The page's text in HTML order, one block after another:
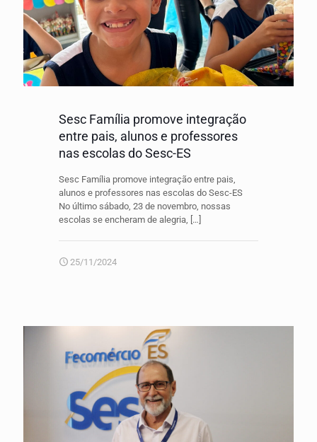
Sesc Família promove integração
entre pais, alunos e professores
nas escolas do Sesc-ES
Sesc Família promove integração entre pais,
alunos e professores nas escolas do Sesc-ES
No último sábado, 23 de novembro, nossas
escolas se encheram de alegria, […]
25/11/2024